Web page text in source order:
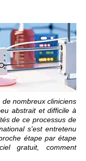
nombreux cliniciens
abstrait et difficile à
de ce processus de
s'est entretenu
étape par étape
gratuit, comment